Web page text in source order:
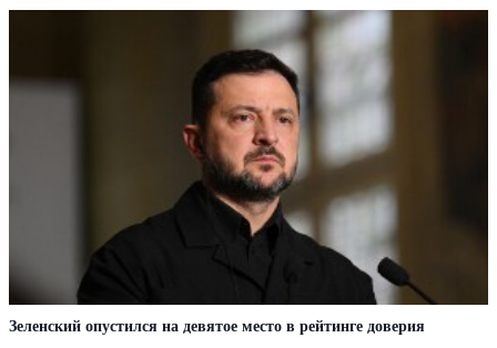
Зеленский опустился на девятое место в рейтинге доверия